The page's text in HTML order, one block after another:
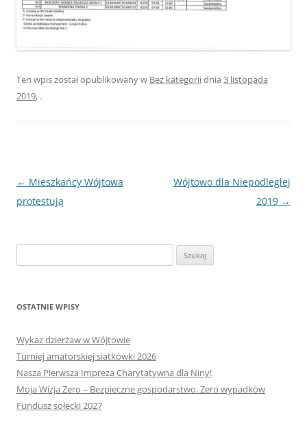
Ten wpis został opublikowany w Bez kategoriidnia 3 listopada
2019, .
Nawigacja
wpisu
← Mieszkańcy Wójtowa
protestują
Wójtowo dla Niepodległej
2019 →
OSTATNIE WPISY
Wykaz dzierżaw w Wójtowie
Turniej amatorskiej siatkówki 2026
Nasza Pierwsza Impreza Charytatywna dla Niny!
Moja Wizja Zero – Bezpieczne gospodarstwo. Zero wypadków
Fundusz sołecki 2027